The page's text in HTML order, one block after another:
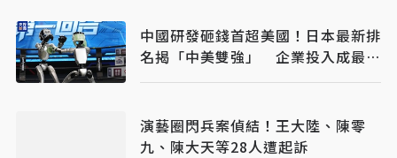
中國研發砸錢首超美國！日本最新排
名揭「中美雙強」 企業投入成最大
推力
演藝圈閃兵案偵結！王大陸、陳零
九、陳大天等28人遭起訴